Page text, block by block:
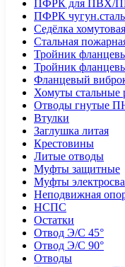
ПФРК для ПВХ/
ПФРК чугун.сталь
Седёлка
Стальная
Тройник
Тройник
Фланцевый
Хомуты стальные
Отводы гнутые
Втулки
Заглушка литая
Крестовины
Литые отводы
Муфты защитные
Муфты
Неподвижная
НСПС
Остатки
Отвод Э/С 45°
Отвод Э/С 90°
Отводы